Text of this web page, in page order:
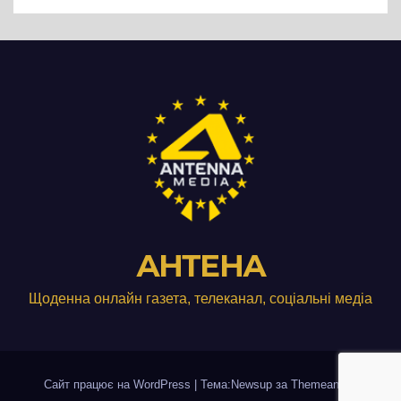
АНТЕНА
Щоденна онлайн газета, телеканал, соціальні медіа
Сайт працює на WordPress Тема:Newsup за Themeansar